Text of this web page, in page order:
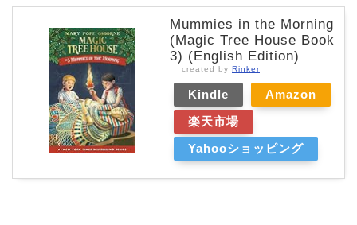
Mummies in the Morning
(Magic Tree House Book
3) (English Edition)
created by Rinker
Kindle
Amazon
楽天市場
Yahooショッピング